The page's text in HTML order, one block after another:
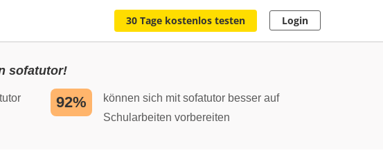
30 Tage kostenlos testen Login
sofatutor!
92%
können sich mit sofatutor besser auf
Schularbeiten vorbereiten